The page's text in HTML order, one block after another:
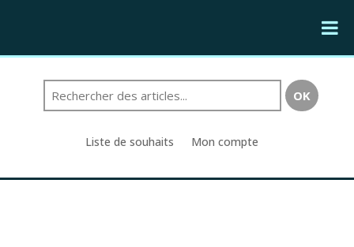
Liste de souhaits Mon compte